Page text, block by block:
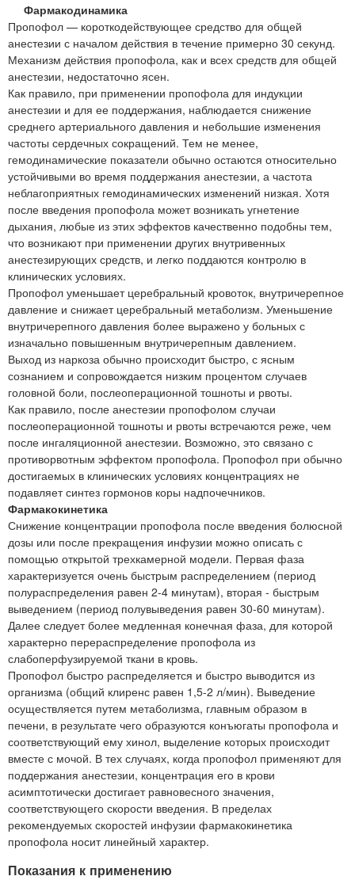
Фармакодинамика
Пропофол — короткодействующее средство для общей
анестезии с началом действия в течение примерно 30 секунд.
Механизм действия пропофола, как и всех средств для общей
анестезии, недостаточно ясен.
Как правило, при применении пропофола для индукции
анестезии и для ее поддержания, наблюдается снижение
среднего артериального давления и небольшие изменения
частоты сердечных сокращений. Тем не менее,
гемодинамические показатели обычно остаются относительно
устойчивыми во время поддержания анестезии, а частота
неблагоприятных гемодинамических изменений низкая. Хотя
после введения пропофола может возникать угнетение
дыхания, любые из этих эффектов качественно подобны тем,
что возникают при применении других внутривенных
анестезирующих средств, и легко поддаются контролю в
клинических условиях.
Пропофол уменьшает церебральный кровоток, внутричерепное
давление и снижает церебральный метаболизм. Уменьшение
внутричерепного давления более выражено у больных с
изначально повышенным внутричерепным давлением.
Выход из наркоза обычно происходит быстро, с ясным
сознанием и сопровождается низким процентом случаев
головной боли, послеоперационной тошноты и рвоты.
Как правило, после анестезии пропофолом случаи
послеоперационной тошноты и рвоты встречаются реже, чем
после ингаляционной анестезии. Возможно, это связано с
противорвотным эффектом пропофола. Пропофол при обычно
достигаемых в клинических условиях концентрациях не
подавляет синтез гормонов коры надпочечников.
Фармакокинетика
Снижение концентрации пропофола после введения болюсной
дозы или после прекращения инфузии можно описать с
помощью открытой трехкамерной модели. Первая фаза
характеризуется очень быстрым распределением (период
полураспределения равен 2-4 минутам), вторая - быстрым
выведением (период полувыведения равен 30-60 минутам).
Далее следует более медленная конечная фаза, для которой
характерно перераспределение пропофола из
слабоперфузируемой ткани в кровь.
Пропофол быстро распределяется и быстро выводится из
организма (общий клиренс равен 1,5-2 л/мин). Выведение
осуществляется путем метаболизма, главным образом в
печени, в результате чего образуются конъюгаты пропофола и
соответствующий ему хинол, выделение которых происходит
вместе с мочой. В тех случаях, когда пропофол применяют для
поддержания анестезии, концентрация его в крови
асимптотически достигает равновесного значения,
соответствующего скорости введения. В пределах
рекомендуемых скоростей инфузии фармакокинетика
пропофола носит линейный характер.
Показания к применению